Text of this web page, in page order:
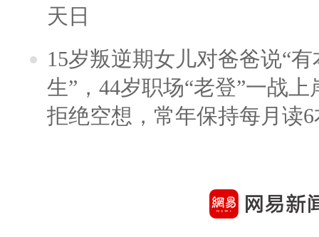
天日
15岁叛逆期女儿对爸爸说“
生”，44岁职场“老登”一战上
拒绝空想，常年保持每月读